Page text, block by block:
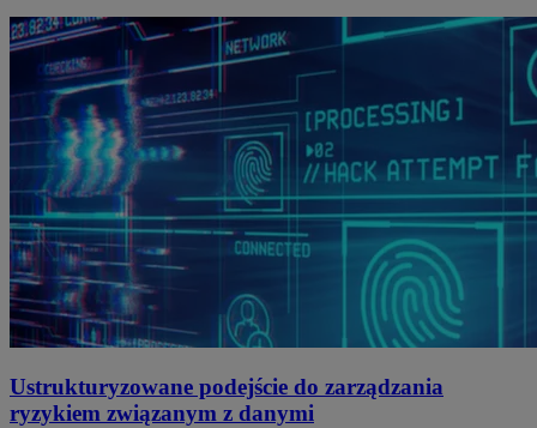
Ustrukturyzowane podejście do zarządzania
ryzykiem związanym z danymi